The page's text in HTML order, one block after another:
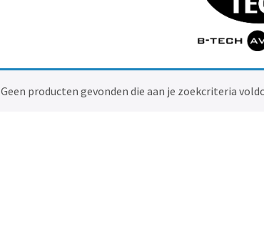
Geen producten gevonden die aan je zoekcriteria